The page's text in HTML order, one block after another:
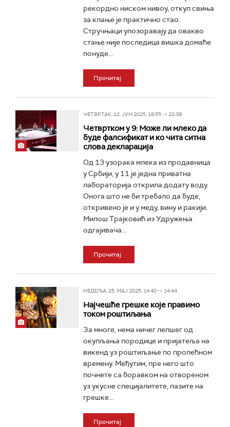
рекордно ниском нивоу, откуп свиња
за клање је практично стао.
Стручњаци упозоравају да овакво
стање није последица вишка домаће
понуде...
Прочитај
ЧЕТВРТАК, 12. ЈУН 2025, 19:55 -> 22:39
Четвртком у 9: Може ли млеко да
буде фалсификат и ко чита ситна
слова декларација
Од 13 узорака млека из продавница
у Србији, у 11 је једна приватна
лабораторија открила додату воду.
Онога што не би требало да буде,
откривено је и у меду, вину и ракији.
Милош Трајковић из Удружења
одгајивача...
Прочитај
НЕДЕЉА, 25. МАЈ 2025, 14:40 -> 14:44
Најчешће грешке које правимо
током роштиљања
За многе, нема ничег лепшег од
окупљања породице и пријатеља на
викенд уз роштиљање по пролећном
времену. Међутим, пре него што
почнете са боравком на отвореном
уз укусне специјалитете, пазите на
грешке...
Прочитај